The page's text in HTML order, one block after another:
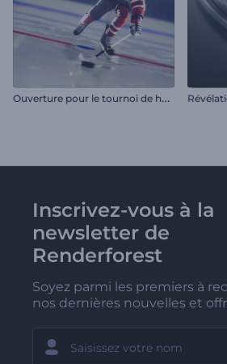
O
uverture pour le tournoi de hockey
Inscrivez-vous à la
newsletter de
Renderforest
Soyez parmi les premiers à
nos dernières nouvelles et